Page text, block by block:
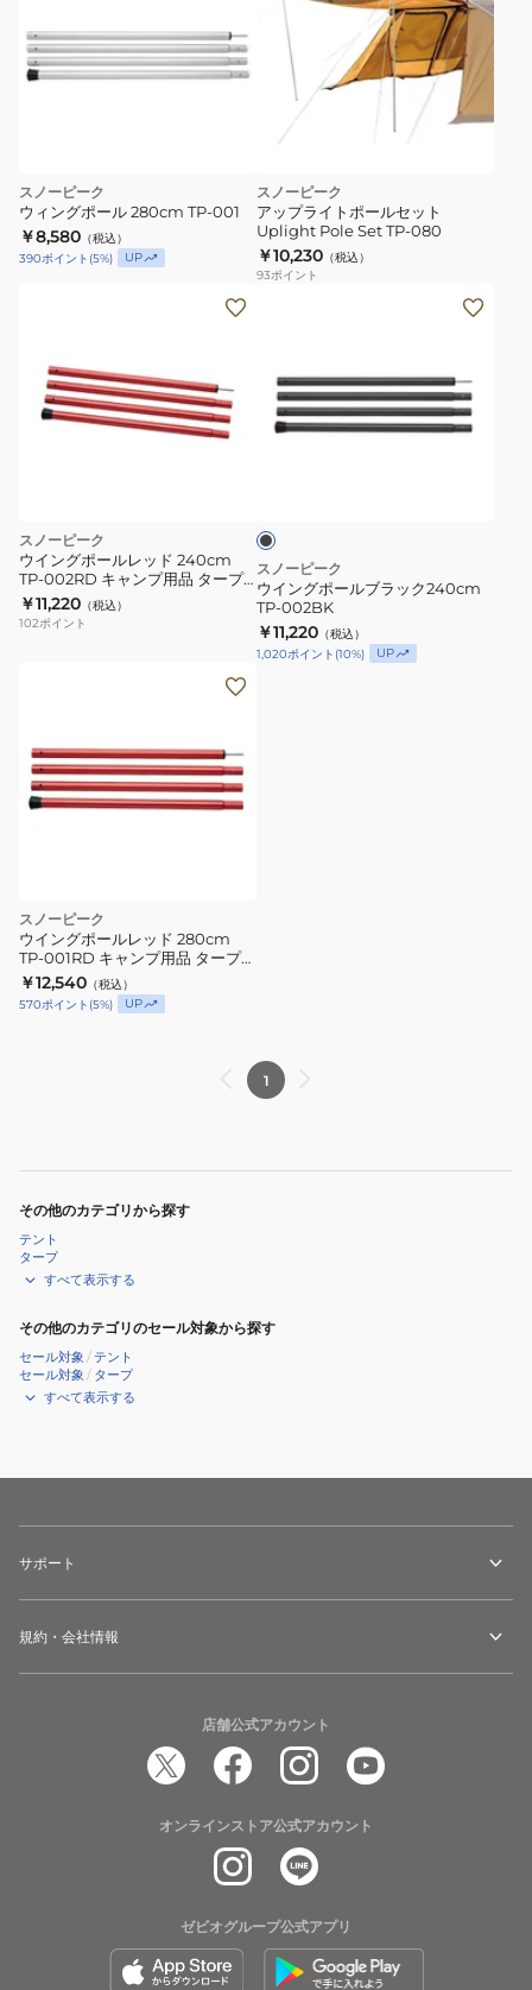
スノーピーク
ウィングポール 280cm TP-001
￥8,580 （税込）
390ポイント (5%) UP
スノーピーク
アップライトポールセット
Uplight Pole Set TP-080
￥10,230 （税込）
93ポイント
スノーピーク
ウイングポールレッド 240cm
TP-002RD キャンプ用品 タープ
アクセサリ
￥11,220 （税込）
102ポイント
ラ
ッ
ク
240cm
TP-
スノーピーク
ウイングポールブラック240cm
TP-002BK
￥11,220 （税込）
1,020ポイント (10%) UP
スノーピーク
ウイングポールレッド 280cm
TP-001RD キャンプ用品 タープ
アクセサリ
￥12,540 （税込）
570ポイント (5%) UP
1
その他のカテゴリから探す
テント
タープ
すべて表示する
その他のカテゴリのセール対象から探す
セール対象 /テント
セール対象 / タープ
すべて表示する
サポート
規約・会社情報
店舗公式アカウント
オンラインストア公式アカウント
ゼビオグループ公式アプリ